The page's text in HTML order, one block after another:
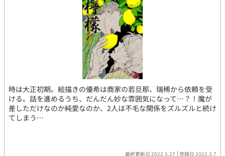
時は大正初期。絵描きの優希は商家の若旦那、瑞稀から依頼を受
ける。話を進めるうち、だんだん妙な雰囲気になって…？！魔が
差しただけなのか純愛なのか、2人は不毛な関係をズルズルと続け
てしまう…
最終更新日 2022.5.27 登録日 2022.3.7